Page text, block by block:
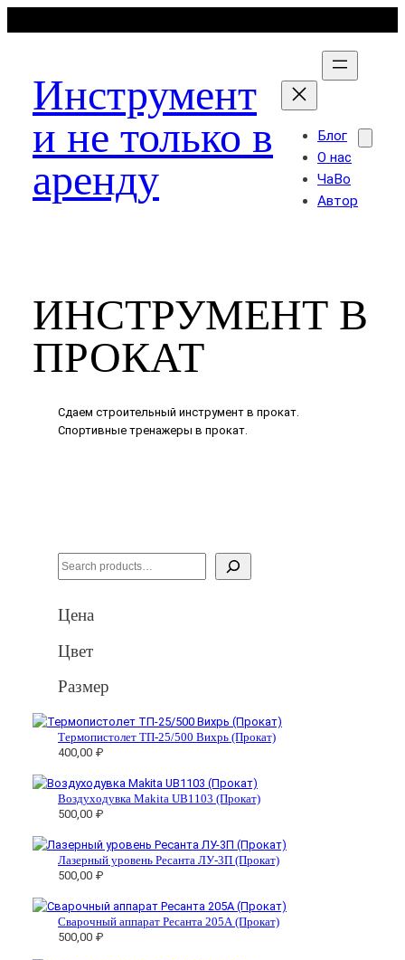
Инструмент
и не только в
аренду
Блог
О нас
ЧаВо
Автор
ИНСТРУМЕНТ В
ПРОКАТ
Сдаем строительный инструмент в прокат.
Спортивные тренажеры в прокат.
S
e
a
c
Цена
Цвет
Размер
Термопистолет ТП-25/500 Вихрь (Прокат)
400,00 ₽
Воздуходувка Makita UB1103 (Прокат)
500,00 ₽
Лазерный уровень Ресанта ЛУ-3П (Прокат)
500,00 ₽
Сварочный аппарат Ресанта 205А (Прокат)
500,00 ₽